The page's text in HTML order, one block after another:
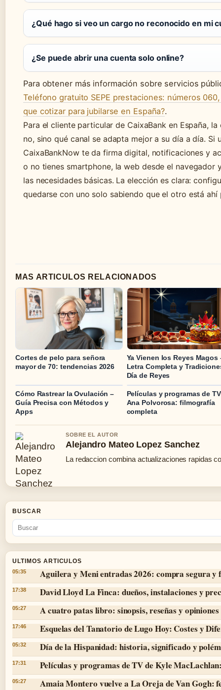
¿Qué hago si veo un cargo no reconocido en mi
¿Se puede abrir una cuenta solo online?
Para obtener más información sobre servicios
Teléfono gratuito SEPE prestaciones: números
que cotizar para jubilarse en España?.
Para el cliente particular de CaixaBank en España,
no, sino qué canal se adapta mejor a su día a día. Si
CaixaBankNow te da firma digital, notificaciones y
o no tienes smartphone, la web desde el
las necesidades básicas. La elección es clara:
quedarse con uno solo sabiendo que el otro está
MAS ARTICULOS RELACIONADOS
Cortes de pelo para señora
mayor de 70: tendencias 2026
Ya Vienen los Reyes Magos
Letra Completa y
Día de Reyes
Cómo Rastrear la Ovulación –
Guía Precisa con Métodos y
Apps
Películas y programas de
Ana Polvorosa: filmografía
completa
SOBRE EL AUTOR
Alejandro Mateo Lopez Sanchez
La redaccion combina actualizaciones rapidas
BUSCAR
ULTIMOS ARTICULOS
05:35 Aguilera y Meni entradas 2026: compra segura y
17:38 David Lloyd La Finca: dueños, instalaciones y
05:27 A cuatro patas libro: sinopsis, reseñas y opiniones
17:46 Esquelas del Tanatorio de Lugo Hoy: Costes y
05:32 Día de la Hispanidad: historia, significado y
17:31 Películas y programas de TV de Kyle
05:27 Amaia Montero vuelve a La Oreja de Van Gogh: